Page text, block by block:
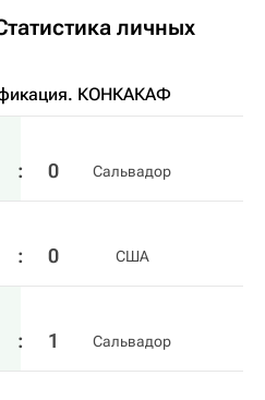
личных
КОНКАКАФ
: 0 Сальвадор
: 0 США
: 1 Сальвадор